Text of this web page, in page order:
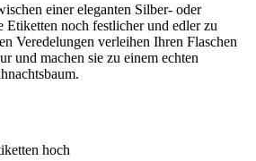
einer eleganten Silber- oder
noch festlicher und edler zu
Veredelungen verleihen Ihren Flaschen
und machen sie zu einem echten
hoch